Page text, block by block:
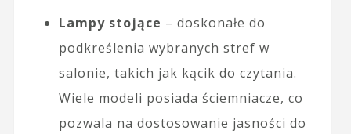
Lampy stojące – doskonałe do
podkreślenia wybranych stref w
salonie, takich jak kącik do czytania.
Wiele modeli posiada ściemniacze, co
pozwala na dostosowanie jasności do